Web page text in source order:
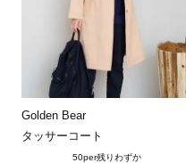
Golden Bear
タッサーコート
50per残りわずか